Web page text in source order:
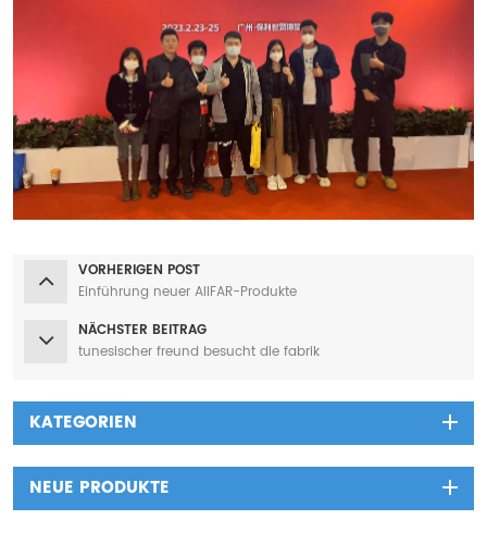
VORHERIGEN POST
Einführung neuer AIIFAR-Produkte
NÄCHSTER BEITRAG
tunesischer freund besucht die fabrik
KATEGORIEN
NEUE PRODUKTE